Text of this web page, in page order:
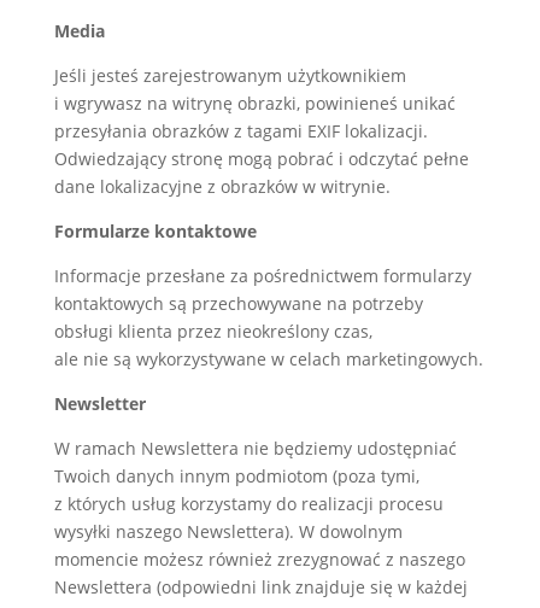
Media
Jeśli jesteś zarejestrowanym użytkownikiem
i wgrywasz na witrynę obrazki, powinieneś unikać
przesyłania obrazków z tagami EXIF lokalizacji.
Odwiedzający stronę mogą pobrać i odczytać pełne
dane lokalizacyjne z obrazków w witrynie.
Formularze kontaktowe
Informacje przesłane za pośrednictwem formularzy
kontaktowych są przechowywane na potrzeby
obsługi klienta przez nieokreślony czas,
ale nie są wykorzystywane w celach marketingowych.
Newsletter
W ramach Newslettera nie będziemy udostępniać
Twoich danych innym podmiotom (poza tymi,
z których usług korzystamy do realizacji procesu
wysyłki naszego Newslettera). W dowolnym
momencie możesz również zrezygnować z naszego
Newslettera (odpowiedni link znajduje się w każdej